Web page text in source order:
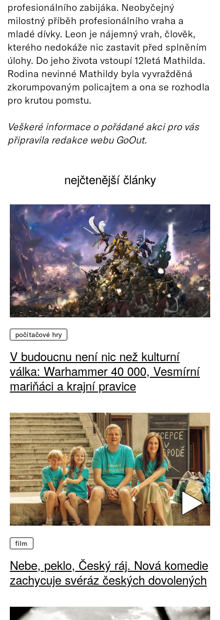
profesionálního zabijáka. Neobyčejný
milostný příběh profesionálního vraha a
mladé dívky. Leon je nájemný vrah, člověk,
kterého nedokáže nic zastavit před splněním
úlohy. Do jeho života vstoupí 12letá Mathilda.
Rodina nevinné Mathildy byla vyvražděná
zkorumpovaným policajtem a ona se rozhodla
pro krutou pomstu.
Veškeré informace o pořádané akci pro vás
připravila redakce webu GoOut.
nejčtenější články
počítačové hry
V budoucnu není nic než kulturní
válka: Warhammer 40 000, Vesmírní
mariňáci a krajní pravice
film
Nebe, peklo, Český ráj. Nová komedie
zachycuje svéráz českých dovolených